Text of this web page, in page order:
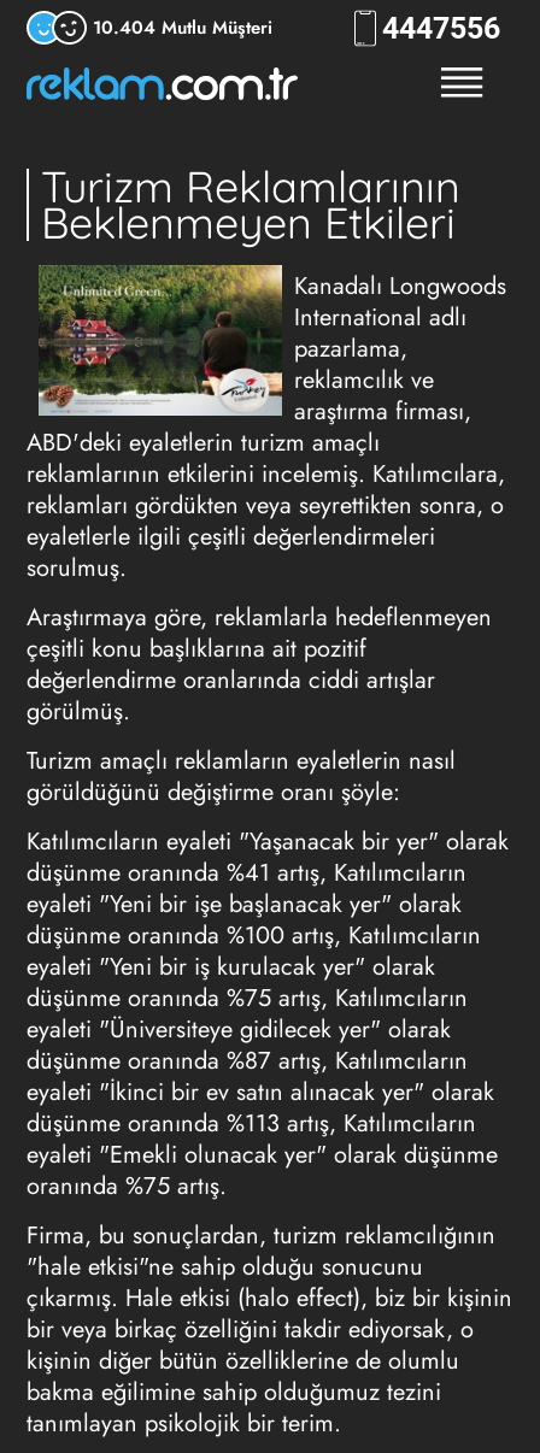
10.404 Mutlu Müşteri 444RKLM
Turizm Reklamlarının
Beklenmeyen Etkileri
Kanadalı Longwoods
International adlı
pazarlama,
reklamcılık ve
araştırma firması,
ABD'deki eyaletlerin turizm amaçlı
reklamlarının etkilerini incelemiş. Katılımcılara,
reklamları gördükten veya seyrettikten sonra, o
eyaletlerle ilgili çeşitli değerlendirmeleri
sorulmuş.
Araştırmaya göre, reklamlarla hedeflenmeyen
çeşitli konu başlıklarına ait pozitif
değerlendirme oranlarında ciddi artışlar
görülmüş.
Turizm amaçlı reklamların eyaletlerin nasıl
görüldüğünü değiştirme oranı şöyle:
Katılımcıların eyaleti "Yaşanacak bir yer" olarak
düşünme oranında %41 artış, Katılımcıların
eyaleti "Yeni bir işe başlanacak yer" olarak
düşünme oranında %100 artış, Katılımcıların
eyaleti "Yeni bir iş kurulacak yer" olarak
düşünme oranında %75 artış, Katılımcıların
eyaleti "Üniversiteye gidilecek yer" olarak
düşünme oranında %87 artış, Katılımcıların
eyaleti "İkinci bir ev satın alınacak yer" olarak
düşünme oranında %113 artış, Katılımcıların
eyaleti "Emekli olunacak yer" olarak düşünme
oranında %75 artış.
Firma, bu sonuçlardan, turizm reklamcılığının
"hale etkisi"ne sahip olduğu sonucunu
çıkarmış. Hale etkisi (halo effect), biz bir kişinin
bir veya birkaç özelliğini takdir ediyorsak, o
kişinin diğer bütün özelliklerine de olumlu
bakma eğilimine sahip olduğumuz tezini
tanımlayan psikolojik bir terim.